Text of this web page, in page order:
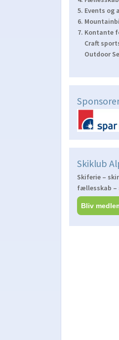
Events og
Kontante
Craft
Outdoor
Skiklub
Skiferie –
fællesskab –
Bliv